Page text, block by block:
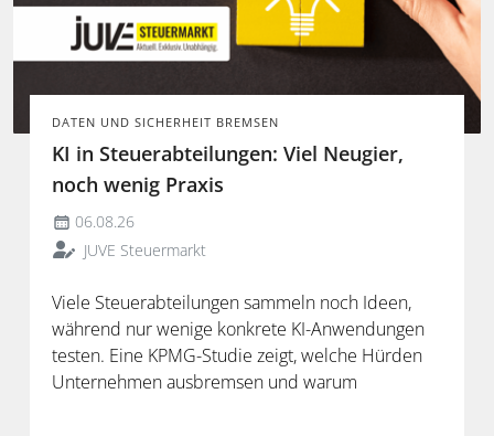
DATEN UND SICHERHEIT BREMSEN
KI in Steuerabteilungen: Viel Neugier,
noch wenig Praxis
06.08.26
JUVE Steuermarkt
Viele Steuerabteilungen sammeln noch Ideen,
während nur wenige konkrete KI-Anwendungen
testen. Eine KPMG-Studie zeigt, welche Hürden
Unternehmen ausbremsen und warum